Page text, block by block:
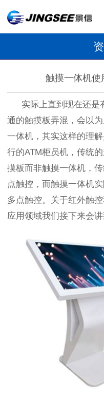
触摸一体机使
实际上直到现在还是
通的触摸板弄混，会以
一体机，其实这样的理
行的ATM柜员机，传统
摸板而非触摸一体机，
点触控，而触摸一体机
多点触控。关于红外触
应用领域我们接下来会讲